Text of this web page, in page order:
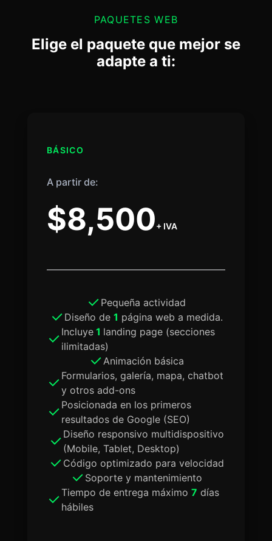
PAQUETES WEB
Elige el paquete que mejor se
adapte a ti:
BÁSICO
A partir de:
$8,500+ IVA
Pequeña actividad
Diseño de 1 página web a medida.
Incluye1 landing page (secciones
ilimitadas)
Animación básica
Formularios, galería, mapa, chatbot
y otros add-ons
Posicionada en los primeros
resultados de Google (SEO)
Diseño responsivo multidispositivo
(Mobile, Tablet, Desktop)
Código optimizado para velocidad
Soporte y mantenimiento
Tiempo de entrega máximo 7 días
hábiles